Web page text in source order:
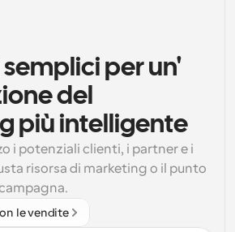
potenziata con chiamate
supportate dall'IA
la pianificazione e i promemoria
con le ultime notizie e aggiornamenti
in pochi minuti
Dinamico
riunioni con più persone
semplici per un'
del
più intelligente
i potenziali clienti, i partner e i
risorsa di marketing o il punto
le vendite